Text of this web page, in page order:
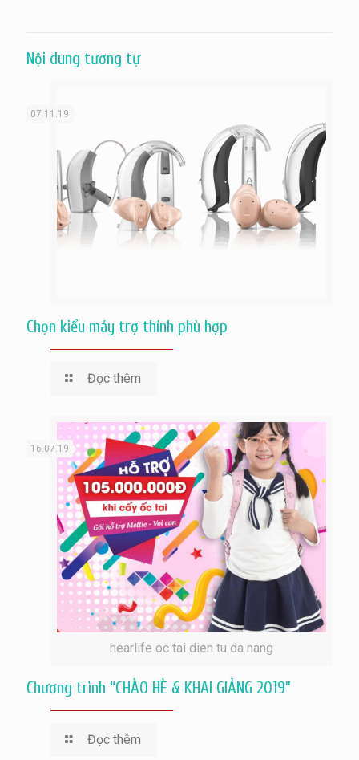
Nội dung tương tự
07.11.19
Chọn kiểu máy trợ thính phù hợp
Đọc thêm
hearlife oc tai dien tu da nang
16.07.19
Chương trình “CHÀO HÈ & KHAI GIẢNG 2019”
Đọc thêm